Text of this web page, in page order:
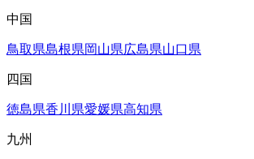
中国
鳥取県島根県岡山県広島県山口県
四国
徳島県香川県愛媛県高知県
九州